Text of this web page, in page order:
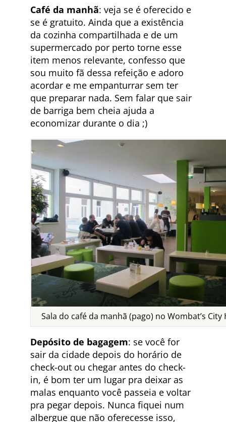
Café da manhã: veja se é oferecido e
se é gratuito. Ainda que a existência
da cozinha compartilhada e de um
supermercado por perto torne esse
item menos relevante, confesso que
sou muito fã dessa refeição e adoro
acordar e me empanturrar sem ter
que preparar nada. Sem falar que sair
de barriga bem cheia ajuda a
economizar durante o dia ;)
Sala do café da manhã (pago) no Wombat’s City
Depósito de bagagem: se você for
sair da cidade depois do horário de
check-out ou chegar antes do check-
in, é bom ter um lugar pra deixar as
malas enquanto você passeia e voltar
pra pegar depois. Nunca fiquei num
albergue que não oferecesse isso,